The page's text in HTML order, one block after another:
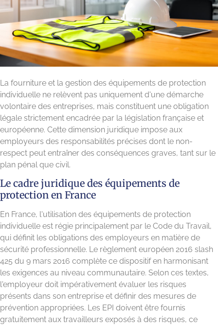
La fourniture et la gestion des équipements de protection
individuelle ne relèvent pas uniquement d'une démarche
volontaire des entreprises, mais constituent une obligation
légale strictement encadrée par la législation française et
européenne. Cette dimension juridique impose aux
employeurs des responsabilités précises dont le non-
respect peut entraîner des conséquences graves, tant sur le
plan pénal que civil.
Le cadre juridique des équipements de
protection en France
En France, l'utilisation des équipements de protection
individuelle est régie principalement par le Code du Travail,
qui définit les obligations des employeurs en matière de
sécurité professionnelle. Le règlement européen 2016 slash
425 du 9 mars 2016 complète ce dispositif en harmonisant
les exigences au niveau communautaire. Selon ces textes,
l'employeur doit impérativement évaluer les risques
présents dans son entreprise et définir des mesures de
prévention appropriées. Les EPI doivent être fournis
gratuitement aux travailleurs exposés à des risques, ce